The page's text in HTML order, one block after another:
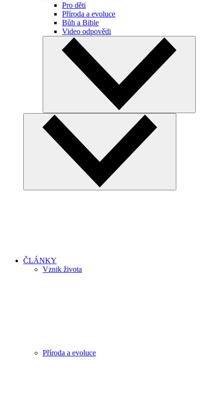
Pro děti
Příroda a evoluce
Bůh a Bible
Video odpovědi
ČLÁNKY
Vznik života
Příroda a evoluce